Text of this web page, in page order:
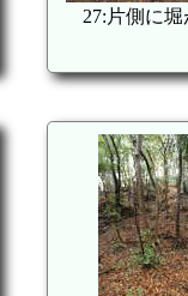
27:片側に堀